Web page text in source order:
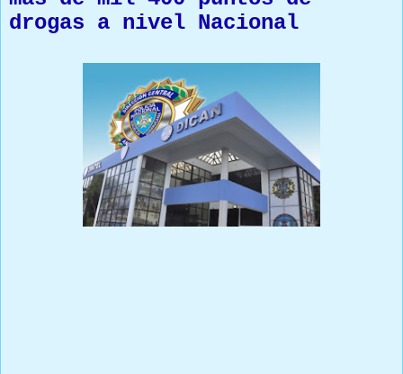
drogas a nivel Nacional